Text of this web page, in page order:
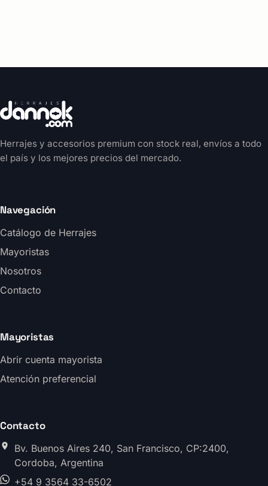
Herrajes y accesorios premium con stock real, envíos a todo
el país y los mejores precios del mercado.
Navegación
Catálogo de Herrajes
Mayoristas
Nosotros
Contacto
Mayoristas
Abrir cuenta mayorista
Atención preferencial
Contacto
Bv. Buenos Aires 240, San Francisco, CP:2400,
Cordoba, Argentina
+54 9 3564 33-6502